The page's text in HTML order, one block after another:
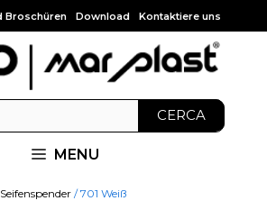
Broschüren Download Kontaktiere uns
CERCA
MENU
/ 701 Weiß